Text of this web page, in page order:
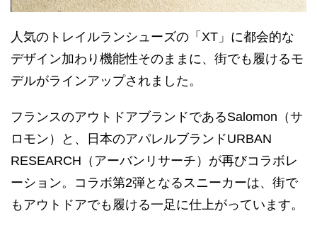
人気のトレイルランシューズの「XT」に都会的な
デザイン加わり機能性そのままに、街でも履けるモ
デルがラインアップされました。
フランスのアウトドアブランドであるSalomon（サ
ロモン）と、日本のアパレルブランドURBAN
RESEARCH（アーバンリサーチ）が再びコラボレ
ーション。コラボ第2弾となるスニーカーは、街で
もアウトドアでも履ける一足に仕上がっています。